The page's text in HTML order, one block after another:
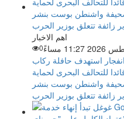
اهم الاخبار
0
استهدف حافلة ركاب
للتحالف البحرى لحماية
واشنطن بوست بنشر
زائفة تتعلق بوزير الحرب